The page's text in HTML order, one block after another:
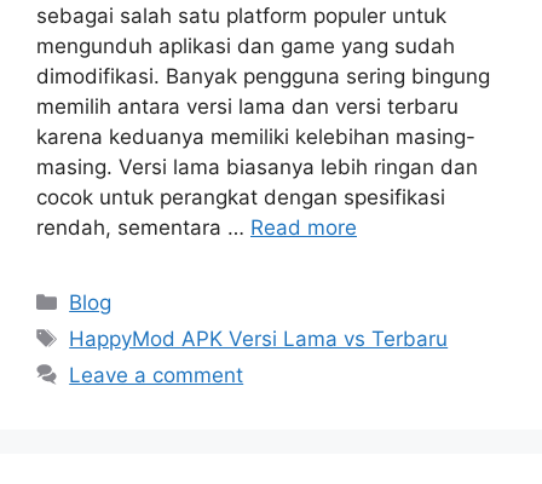
sebagai salah satu platform populer untuk
mengunduh aplikasi dan game yang sudah
dimodifikasi. Banyak pengguna sering bingung
memilih antara versi lama dan versi terbaru
karena keduanya memiliki kelebihan masing-
masing. Versi lama biasanya lebih ringan dan
cocok untuk perangkat dengan spesifikasi
rendah, sementara … Read more
Categories
Blog
Tags
HappyMod APK Versi Lama vs Terbaru
Leave a comment